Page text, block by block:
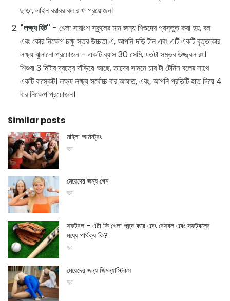
ছাড়া, লাইন বরাবর বল রাখা প্রয়োজন।
"লক্ষ্য হিট" - খেলা সারাংশ স্কুলের মান জন্য শিশুদের প্রস্তুত করা হয়, বল
এবং কোর নিক্ষেপ চক্ষু স্তর উচ্চতা এ, আপনি দড়ি টান এবং এটি একটি বৃত্তাকার
লক্ষ্য ঝুলানো প্রয়োজন - একটি ব্যাস 30 সেমি, যতটা সম্ভব উজ্জ্বল রং।
শিশুরা 3 মিটার দূরত্বে দাঁড়িয়ে আছে, তাদের সামনে চার টা টেনিস বলের সাথে
একটি বাস্কেট। লক্ষ্য লক্ষ্য সর্বোচ্চ বার আঘাত, এবং, আপনি প্রতিটি হাত দিয়ে 4
বার নিক্ষেপ প্রয়োজন।
Similar posts
মহিলা আর্মস্ট্রং
জুত
মেয়েদের জন্য গেম
জুত
সফটবল - এটা কি খেলা পছন্দ করে এবং বেসবল এবং সফটবলের
মধ্যে পার্থক্য কি?
জুত
মেয়েদের জন্য জিমন্যাস্টিকস
জুত